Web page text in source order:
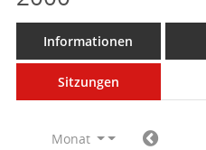
Informationen
Sitzungen
Monat